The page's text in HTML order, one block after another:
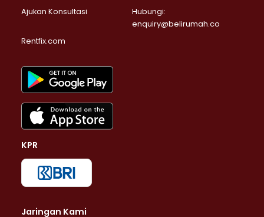
Ajukan Konsultasi
Hubungi:
enquiry@belirumah.co
Rentfix.com
KPR
Jaringan Kami